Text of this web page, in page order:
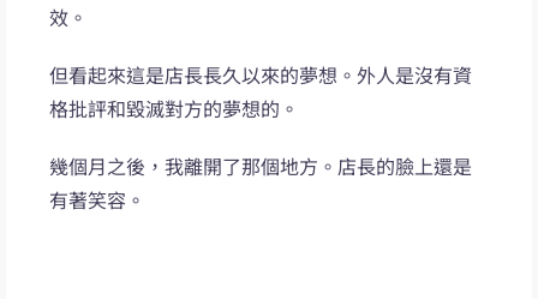
效。
但看起來這是店長長久以來的夢想。外人是沒有資
格批評和毀滅對方的夢想的。
幾個月之後，我離開了那個地方。店長的臉上還是
有著笑容。